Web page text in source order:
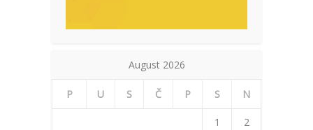
August 2026
P U S Č P S N
1
2